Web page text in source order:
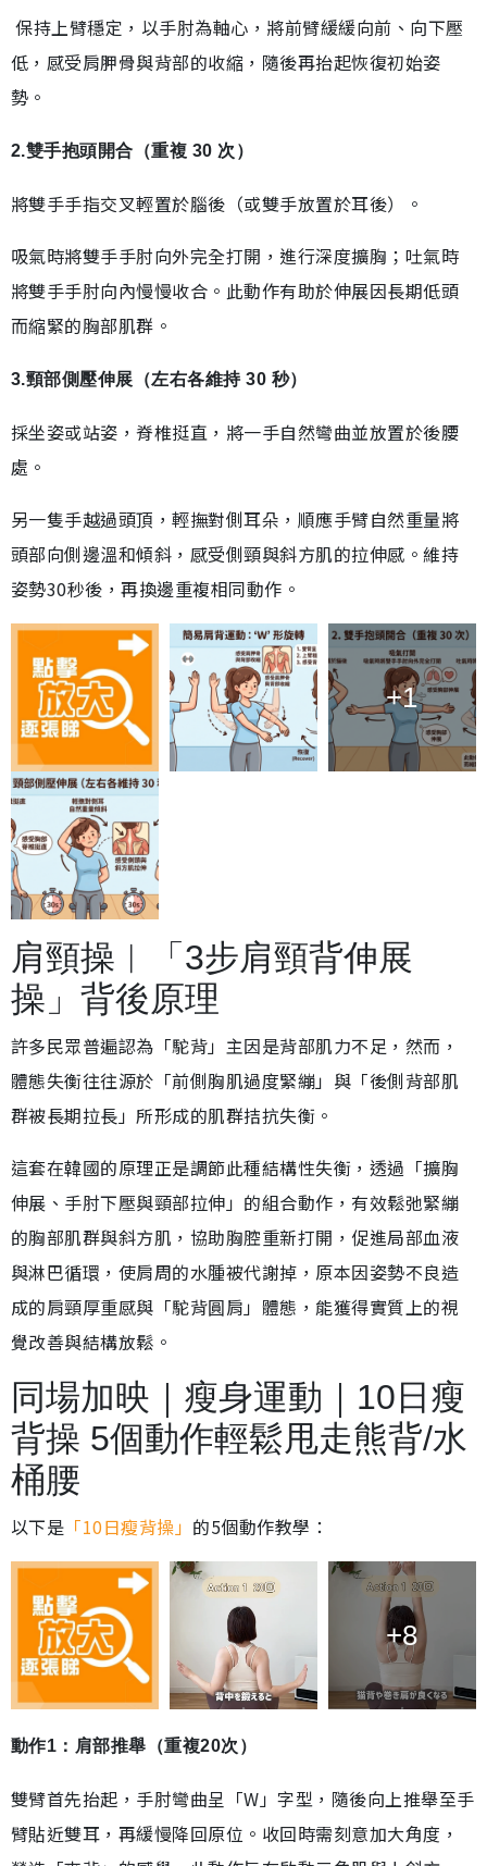
保持上臂穩定，以手肘為軸心，將前臂緩緩向前、向下壓
低，感受肩胛骨與背部的收縮，隨後再抬起恢復初始姿
勢。
2.雙手抱頭開合（重複 30 次）
將雙手手指交叉輕置於腦後（或雙手放置於耳後）。
吸氣時將雙手手肘向外完全打開，進行深度擴胸；吐氣時
將雙手手肘向內慢慢收合。此動作有助於伸展因長期低頭
而縮緊的胸部肌群。
3.頸部側壓伸展（左右各維持 30 秒）
採坐姿或站姿，脊椎挺直，將一手自然彎曲並放置於後腰
處。
另一隻手越過頭頂，輕撫對側耳朵，順應手臂自然重量將
頭部向側邊溫和傾斜，感受側頸與斜方肌的拉伸感。維持
姿勢30秒後，再換邊重複相同動作。
+1
肩頸操︱「3步肩頸背伸展
操」背後原理
許多民眾普遍認為「駝背」主因是背部肌力不足，然而，
體態失衡往往源於「前側胸肌過度緊繃」與「後側背部肌
群被長期拉長」所形成的肌群拮抗失衡。
這套在韓國的原理正是調節此種結構性失衡，透過「擴胸
伸展、手肘下壓與頸部拉伸」的組合動作，有效鬆弛緊繃
的胸部肌群與斜方肌，協助胸腔重新打開，促進局部血液
與淋巴循環，使肩周的水腫被代謝掉，原本因姿勢不良造
成的肩頸厚重感與「駝背圓肩」體態，能獲得實質上的視
覺改善與結構放鬆。
同場加映｜瘦身運動｜10日瘦
背操 5個動作輕鬆甩走熊背/水
桶腰
以下是 「10日瘦背操」 的5個動作教學：
+8
動作1：肩部推舉（重複20次）
雙臂首先抬起，手肘彎曲呈「W」字型，隨後向上推舉至手
臂貼近雙耳，再緩慢降回原位。收回時需刻意加大角度，